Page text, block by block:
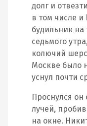
долг и
в том числе и
будильник
седьмого
колючий
Москве было
уснул почти
Проснулся он
лучей,
на окне.